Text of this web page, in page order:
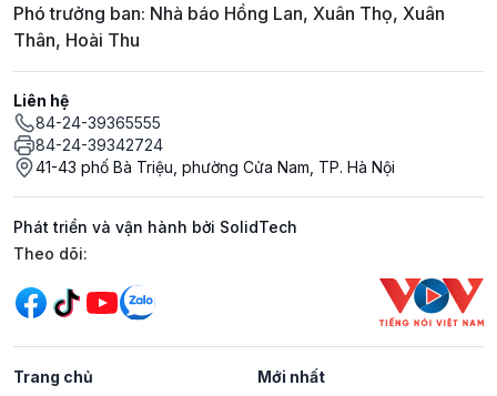
Phó trưởng ban: Nhà báo Hồng Lan, Xuân Thọ, Xuân
Thân, Hoài Thu
Liên hệ
84-24-39365555
84-24-39342724
41-43 phố Bà Triệu, phường Cửa Nam, TP. Hà Nội
Phát triển và vận hành bởi SolidTech
Mạng xã hội
Theo dõi:
Trang chủ Mới nhất